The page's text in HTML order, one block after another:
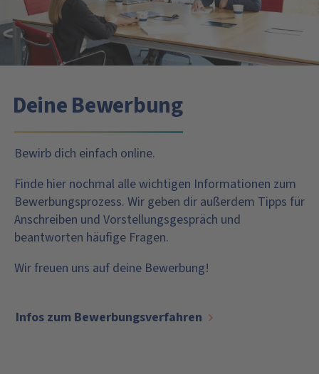
Deine Bewerbung
Bewirb dich einfach online.
Finde hier nochmal alle wichtigen Informationen zum
Bewerbungsprozess. Wir geben dir außerdem Tipps für
Anschreiben und Vorstellungsgespräch und
beantworten häufige Fragen.
Wir freuen uns auf deine Bewerbung!
Infos zum Bewerbungsverfahren